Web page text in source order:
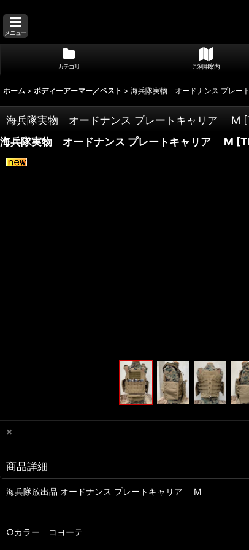
メニュー
カテゴリ ご利用案内
ホーム > ボディーアーマー／ベスト > 海兵隊実物 オードナンス プレー
海兵隊実物 オードナンス プレートキャリア M [
海兵隊実物 オードナンス プレートキャリア M [
×
商品詳細
海兵隊放出品 オードナンス プレートキャリア M
○カラー コヨーテ